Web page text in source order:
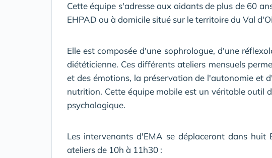
Cette équipe s'adresse aux aidants de plus de 60
EHPAD ou à domicile situé sur le territoire du Val
Elle est composée d'une sophrologue, d'une
diététicienne. Ces différents ateliers mensuels
et des émotions, la préservation de l'autonomie et
nutrition. Cette équipe mobile est un véritable outil
psychologique.
Les intervenants d'EMA se déplaceront dans huit
ateliers de 10h à 11h30 :